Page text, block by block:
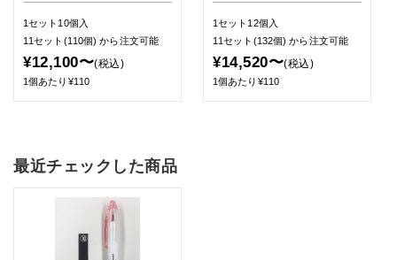
1セット10個入
11セット(110個)から注文可能
¥12,100〜(税込)
1個あたり¥110
1セット12個入
11セット(132個)から注文可能
¥14,520〜(税込)
1個あたり¥110
最近チェックした商品